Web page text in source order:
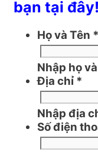
bạn tại đây!
Họ và Tên *
Nhập họ
Địa chỉ *
Nhập địa
Số điện